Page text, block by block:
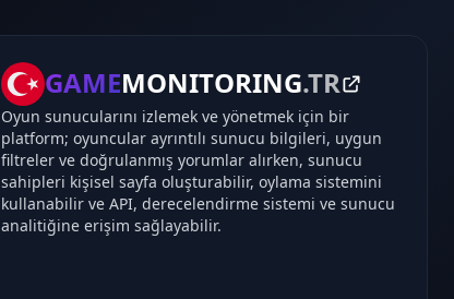
GAMEMONITORING.TR
Oyun sunucularını izlemek ve yönetmek için bir
platform; oyuncular ayrıntılı sunucu bilgileri, uygun
filtreler ve doğrulanmış yorumlar alırken, sunucu
sahipleri kişisel sayfa oluşturabilir, oylama sistemini
kullanabilir ve API, derecelendirme sistemi ve sunucu
analitiğine erişim sağlayabilir.